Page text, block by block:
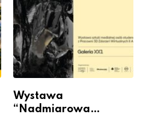
Wystawa
“Nadmiarowa